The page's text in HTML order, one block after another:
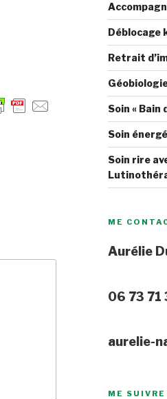
Déblocage
Retrait
Soin «
Soin
Soin rire
ME
Aurélie
06 73 71
aurelie-
ME